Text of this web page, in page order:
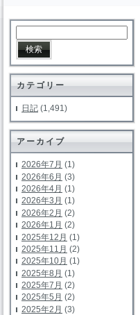
カテゴリー
日記 (1,491)
アーカイブ
2026年7月 (1)
2026年6月 (3)
2026年4月 (1)
2026年3月 (1)
2026年2月 (2)
2026年1月 (2)
2025年12月 (1)
2025年11月 (2)
2025年10月 (1)
2025年8月 (1)
2025年7月 (2)
2025年5月 (2)
2025年2月 (3)